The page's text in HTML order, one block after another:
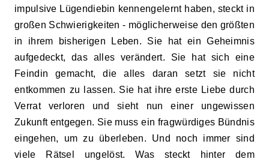
impulsive Lügendiebin kennengelernt haben, steckt in
großen Schwierigkeiten - möglicherweise den größten
in ihrem bisherigen Leben. Sie hat ein Geheimnis
aufgedeckt, das alles verändert. Sie hat sich eine
Feindin gemacht, die alles daran setzt sie nicht
entkommen zu lassen. Sie hat ihre erste Liebe durch
Verrat verloren und sieht nun einer ungewissen
Zukunft entgegen. Sie muss ein fragwürdiges Bündnis
eingehen, um zu überleben. Und noch immer sind
viele Rätsel ungelöst. Was steckt hinter dem